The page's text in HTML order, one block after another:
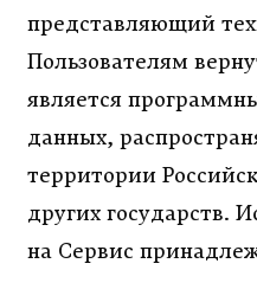
представляющий
Пользователям
является
данных,
территории
других государств.
на Сервис‬